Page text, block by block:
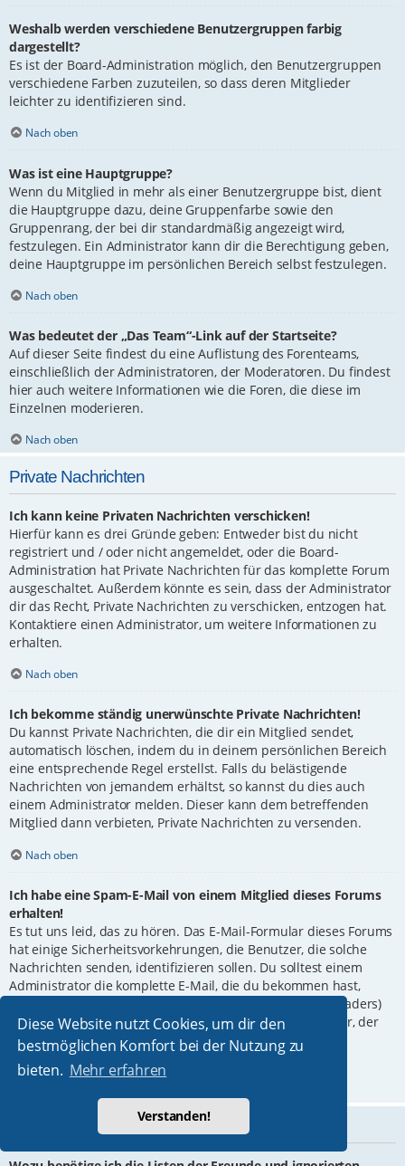
Diese Website nutzt Cookies, um dir den
bestmöglichen Komfort bei der Nutzung zu
bieten. Mehr erfahren
Verstanden!
Weshalb werden verschiedene Benutzergruppen farbig
dargestellt?
Es ist der Board-Administration möglich, den Benutzergruppen
verschiedene Farben zuzuteilen, so dass deren Mitglieder
leichter zu identifizieren sind.
Nach oben
Was ist eine Hauptgruppe?
Wenn du Mitglied in mehr als einer Benutzergruppe bist, dient
die Hauptgruppe dazu, deine Gruppenfarbe sowie den
Gruppenrang, der bei dir standardmäßig angezeigt wird,
festzulegen. Ein Administrator kann dir die Berechtigung geben,
deine Hauptgruppe im persönlichen Bereich selbst festzulegen.
Nach oben
Was bedeutet der „Das Team“-Link auf der Startseite?
Auf dieser Seite findest du eine Auflistung des Forenteams,
einschließlich der Administratoren, der Moderatoren. Du findest
hier auch weitere Informationen wie die Foren, die diese im
Einzelnen moderieren.
Nach oben
Private Nachrichten
Ich kann keine Privaten Nachrichten verschicken!
Hierfür kann es drei Gründe geben: Entweder bist du nicht
registriert und / oder nicht angemeldet, oder die Board-
Administration hat Private Nachrichten für das komplette Forum
ausgeschaltet. Außerdem könnte es sein, dass der Administrator
dir das Recht, Private Nachrichten zu verschicken, entzogen hat.
Kontaktiere einen Administrator, um weitere Informationen zu
erhalten.
Nach oben
Ich bekomme ständig unerwünschte Private Nachrichten!
Du kannst Private Nachrichten, die dir ein Mitglied sendet,
automatisch löschen, indem du in deinem persönlichen Bereich
eine entsprechende Regel erstellst. Falls du belästigende
Nachrichten von jemandem erhältst, so kannst du dies auch
einem Administrator melden. Dieser kann dem betreffenden
Mitglied dann verbieten, Private Nachrichten zu versenden.
Nach oben
Ich habe eine Spam-E-Mail von einem Mitglied dieses Forums
erhalten!
Es tut uns leid, das zu hören. Das E-Mail-Formular dieses Forums
hat einige Sicherheitsvorkehrungen, die Benutzer, die solche
Nachrichten senden, identifizieren sollen. Du solltest einem
Administrator die komplette E-Mail, die du bekommen hast,
weiterleiten. Dabei ist es ganz wichtig, die Kopfzeilen (Headers)
mitzuschicken. Diese enthalten Details über den Benutzer, der
die E-Mail verschickt hat. Der Administrator kann dann
entsprechend reagieren.
Freunde und ignorierte Mitglieder